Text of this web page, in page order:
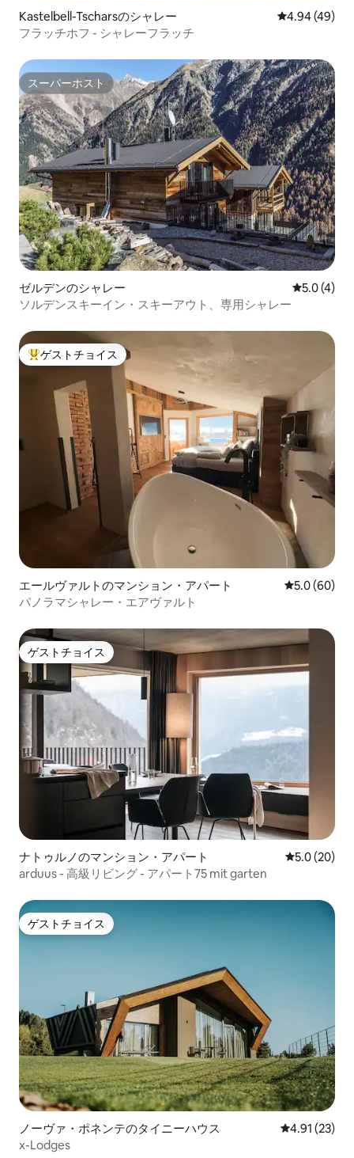
Kastelbell-Tscharsのシャレー レビュー49
4.94 (49)
フラッチホフ - シャレーフラッチ
スーパーホスト
スーパーホスト
ゼルデンのシャレー レビュー4
5.0 (4)
ソルデンスキーイン・スキーアウト、専用シャレー
大好評のゲストチョイスです。
ゲストチョイス
エールヴァルトのマンション・アパート レビュー60
5.0 (60)
パノラマシャレー・エアヴァルト
ゲストチョイス
ゲストチョイス
ナトゥルノのマンション・アパート レビュー20
5.0 (20)
arduus - 高級リビング - アパート75 mit garten
ゲストチョイス
ゲストチョイス
ノーヴァ・ポネンテのタイニーハウス レビュー23
4.91 (23)
x-Lodges